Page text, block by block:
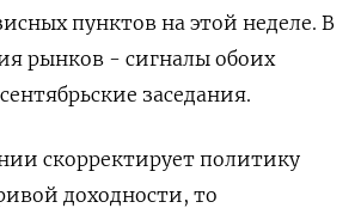
пунктов на этой неделе. В
рынков - сигналы обоих
заседания.
скорректирует политику
доходности, то